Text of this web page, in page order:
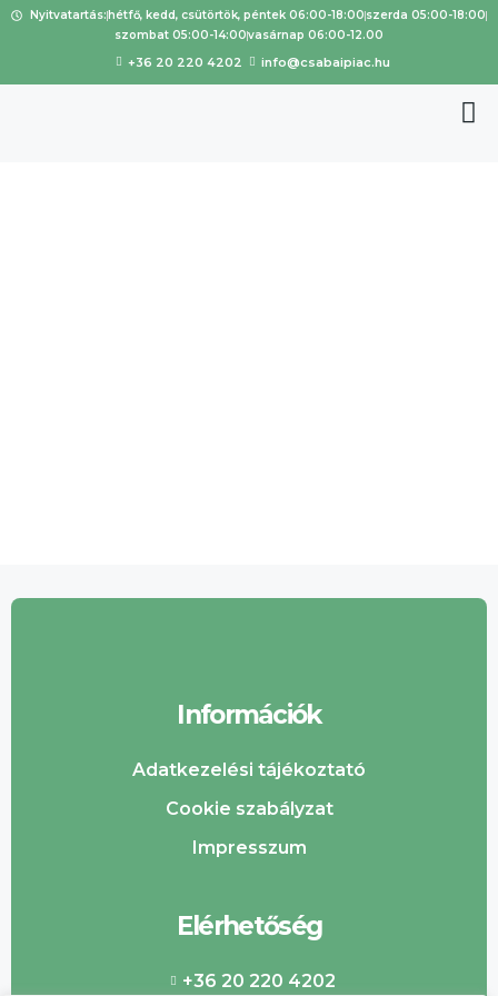
Nyitvatartás:hétfő, kedd, csütörtök, péntek 06:00-18:00szerda 05:00-18:00
szombat 05:00-14:00vasárnap 06:00-12.00
+36 20 220 4202 info@csabaipiac.hu
Információk
Adatkezelési tájékoztató
Cookie szabályzat
Impresszum
Elérhetőség
+36 20 220 4202